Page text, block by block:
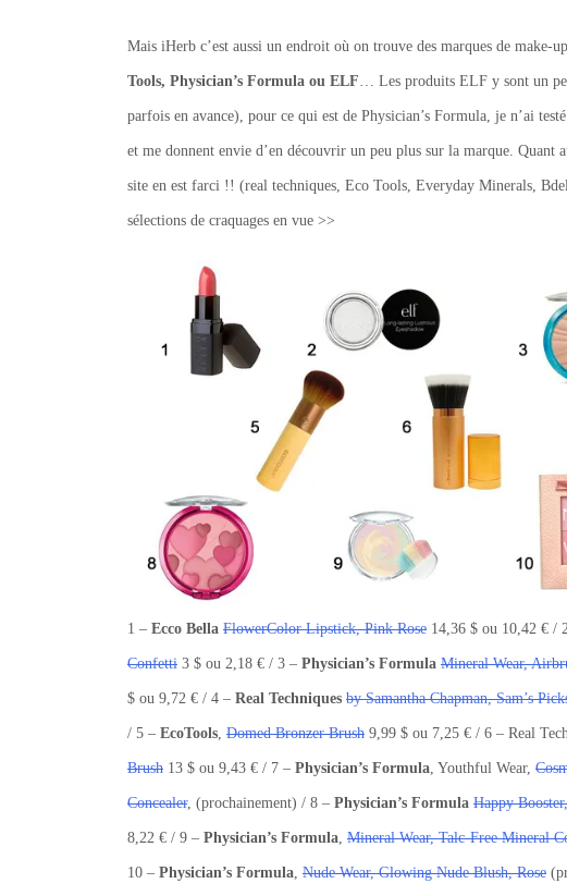
Mais iHerb c’est aussi un endroit où on trouve des marques de make-
Tools, Physician’s Formula ou ELF… Les produits ELF y sont un
parfois en avance), pour ce qui est de Physician’s Formula, je n’ai testé
et me donnent envie d’en découvrir un peu plus sur la marque. Quant
site en est farci !! (real techniques, Eco Tools, Everyday Minerals,
sélections de craquages en vue >>
1 – Ecco Bella FlowerColor Lipstick, Pink Rose 14,36 $ ou 10,42 € /
Confetti 3 $ ou 2,18 € / 3 – Physician’s Formula Mineral Wear,
$ ou 9,72 € / 4 – Real Techniques by Samantha Chapman, Sam’s
/ 5 – EcoTools, Domed Bronzer Brush 9,99 $ ou 7,25 € / 6 – Real
Brush 13 $ ou 9,43 € / 7 – Physician’s Formula, Youthful Wear,
Concealer, (prochainement) / 8 – Physician’s Formula Happy
8,22 € / 9 – Physician’s Formula, Mineral Wear, Talc-Free Mineral
10 – Physician’s Formula, Nude Wear, Glowing Nude Blush, Rose